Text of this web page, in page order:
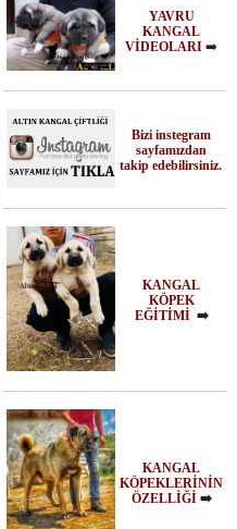
YAVRU
KANGAL
VİDEOLARI ➡️
Bizi instegram
sayfamızdan
takip edebilirsiniz.
KANGAL
KÖPEK
EĞİTİMİ➡️
KANGAL
KÖPEKLERİNİN
ÖZELLİĞİ➡️